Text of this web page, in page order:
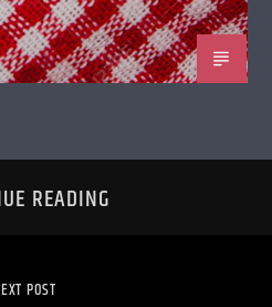
READING
POST